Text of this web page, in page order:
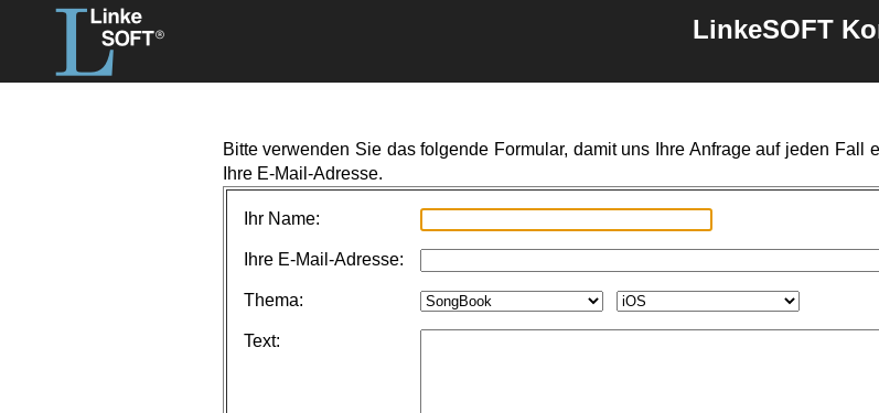
LinkeSOFT
Bitte verwenden Sie das folgende Formular, damit uns Ihre Anfrage auf jeden Fall
Ihre E-Mail-Adresse.
Ihr Name:
Ihre E-Mail-Adresse:
Thema:
Text: